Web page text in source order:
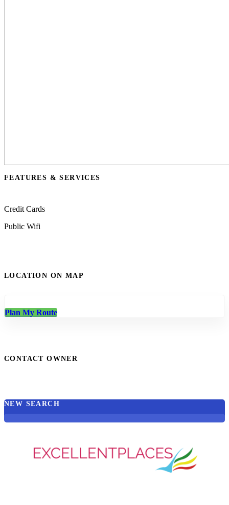
FEATURES & SERVICES
Credit Cards
Public Wifi
LOCATION ON MAP
Plan My Route
CONTACT OWNER
NEW SEARCH